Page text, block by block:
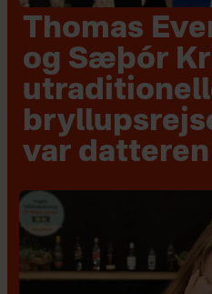
Thomas
og Sæþór
var